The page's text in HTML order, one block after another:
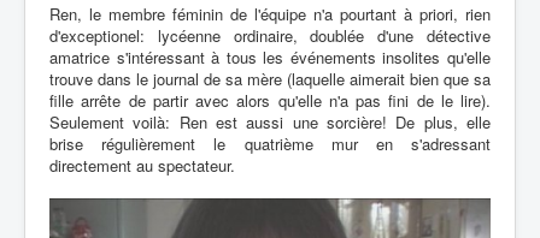
Ren, le membre féminin de l'équipe n'a pourtant à priori, rien
d'exceptionel: lycéenne ordinaire, doublée d'une détective
amatrice s'intéressant à tous les événements insolites qu'elle
trouve dans le journal de sa mère (laquelle aimerait bien que sa
fille arrête de partir avec alors qu'elle n'a pas fini de le lire).
Seulement voilà: Ren est aussi une sorcière! De plus, elle
brise régulièrement le quatrième mur en s'adressant
directement au spectateur.